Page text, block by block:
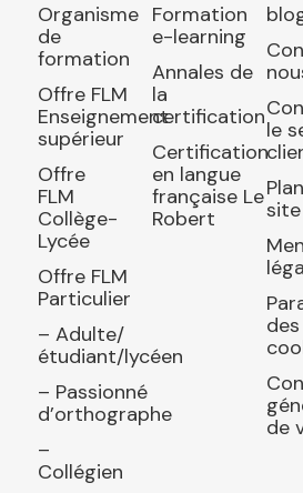
Organisme
de
formation
Offre FLM
Enseignement
supérieur
Offre
FLM
Collège-
Lycée
Offre FLM
Particulier
– Adulte/
étudiant/lycéen
– Passionné
d’orthographe
–
Collégien
Formation
e-learning
Annales de
la
certification
Certification
en langue
française Le
Robert
le
site
des
de